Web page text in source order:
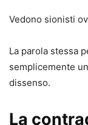
Vedono sionisti
La parola stessa
semplicemente
dissenso.
La